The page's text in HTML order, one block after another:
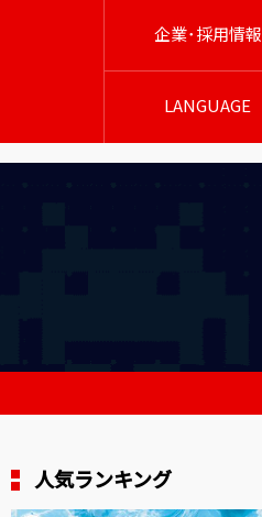
企業･採用情報
LANGUAGE
人気ランキング